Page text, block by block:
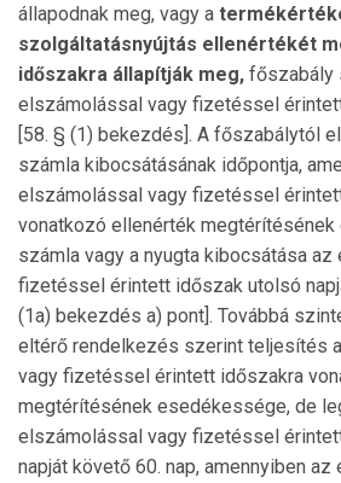
állapodnak meg, vagy a
szolgáltatásnyújtás ellenértékét
időszakra állapítják meg, főszabály
elszámolással vagy fizetéssel
[58. § (1) bekezdés]. A főszabálytól
számla kibocsátásának időpontja,
elszámolással vagy fizetéssel
vonatkozó ellenérték
számla vagy a nyugta kibocsátása
fizetéssel érintett időszak utolsó
(1a) bekezdés a) pont]. Továbbá
eltérő rendelkezés szerint teljesítés
vagy fizetéssel érintett időszakra
megtérítésének esedékessége, de
elszámolással vagy fizetéssel
napját követő 60. nap, amennyiben az